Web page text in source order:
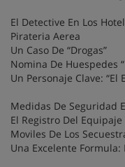
El Detective En Los
Pirateria Aerea
Un Caso De “Drogas”
Nomina De Huespedes
Un Personaje Clave: “El
Medidas De Seguridad
El Registro Del Equipaje
Moviles De Los
Una Excelente Formula: